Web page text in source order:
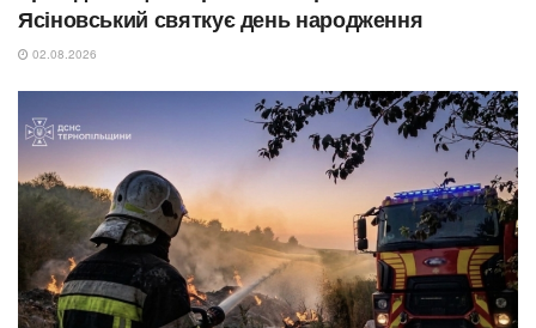
Ясіновський святкує день народження
02.08.2026